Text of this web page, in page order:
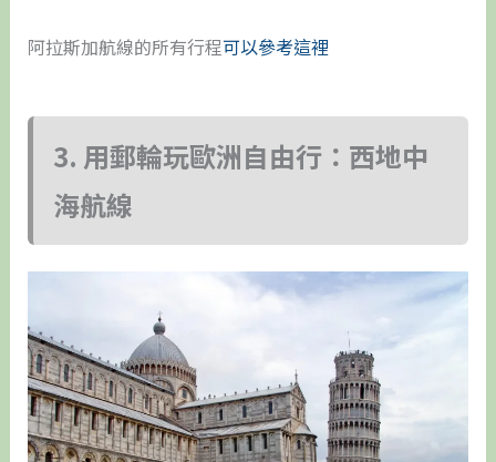
阿拉斯加航線的所有行程可以參考這裡
3. 用郵輪玩歐洲自由行：西地中
海航線